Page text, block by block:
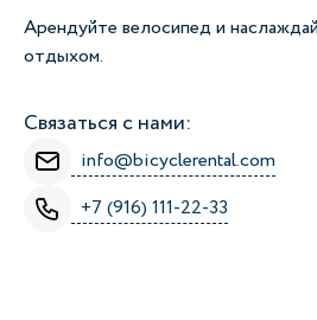
Арендуйте велосипед и
отдыхом.
Связаться с нами:
info@bicyclerental.com
+7 (916) 111-22-33